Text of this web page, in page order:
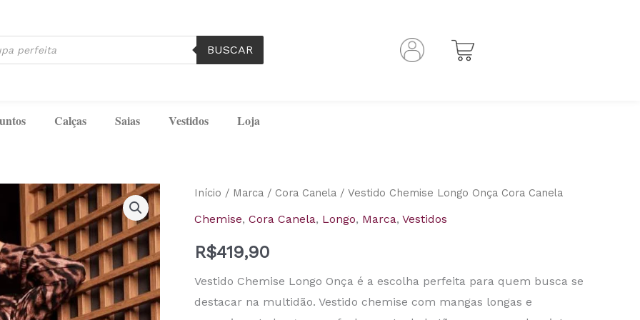
BUSCAR
Calças Saias Vestidos Loja
Início / Marca / Cora Canela / Vestido Chemise Longo Onça Cora Canela
Chemise, Cora Canela, Longo, Marca, Vestidos
R$419,90
Vestido Chemise Longo Onça é a escolha perfeita para quem busca se
destacar na multidão. Vestido chemise com mangas longas e
Vestido
Chemise
Onça
Cora
Canela